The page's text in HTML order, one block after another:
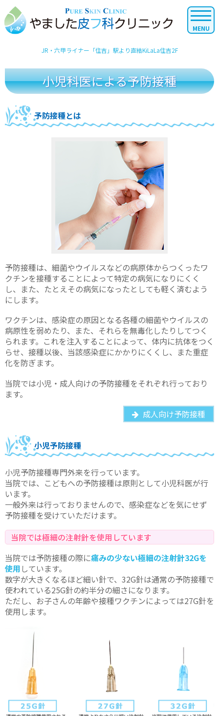
JR・六甲ライナー「住吉」駅より直結KiLaLa住吉2F
小児科医による予防接種
予防接種とは
予防接種は、細菌やウイルスなどの病原体からつくったワ
クチンを接種することによって特定の病気になりにくく
し、また、たとえその病気になったとしても軽く済むよう
にします。
ワクチンは、感染症の原因となる各種の細菌やウイルスの
病原性を弱めたり、また、それらを無毒化したりしてつく
られます。これを注入することによって、体内に抗体をつく
らせ、接種以後、当該感染症にかかりにくくし、また重症
化を防ぎます。
当院では小児・成人向けの予防接種をそれぞれ行っており
ます。
成人向け予防接種
小児予防接種
小児予防接種専門外来を行っています。
当院では、こどもへの予防接種は原則として小児科医が行
います。
一般外来は行っておりませんので、感染症などを気にせず
予防接種を受けていただけます。
当院では極細の注射針を使用しています
当院では予防接種の際に痛みの少ない極細の注射針32Gを
使用 しています。
数字が大きくなるほど細い針で、32G針は通常の予防接種で
使われている25G針の約半分の細さになります。
ただし、お子さんの年齢や接種ワクチンによっては27G針を
使用します。